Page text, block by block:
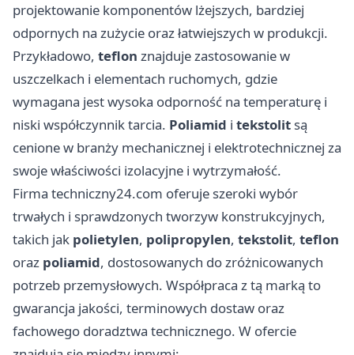
projektowanie komponentów lżejszych, bardziej
odpornych na zużycie oraz łatwiejszych w produkcji.
Przykładowo, teflon znajduje zastosowanie w
uszczelkach i elementach ruchomych, gdzie
wymagana jest wysoka odporność na temperaturę i
niski współczynnik tarcia. Poliamid i tekstolit są
cenione w branży mechanicznej i elektrotechnicznej za
swoje właściwości izolacyjne i wytrzymałość.
Firma techniczny24.com oferuje szeroki wybór
trwałych i sprawdzonych tworzyw konstrukcyjnych,
takich jak polietylen, polipropylen, tekstolit, teflon
oraz poliamid, dostosowanych do zróżnicowanych
potrzeb przemysłowych. Współpraca z tą marką to
gwarancja jakości, terminowych dostaw oraz
fachowego doradztwa technicznego. W ofercie